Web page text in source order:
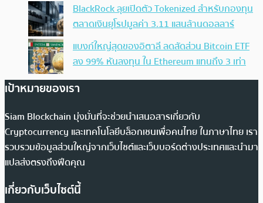
BlackRock ลุยเปิดตัว Tokenized สำหรับกองทุน
ตลาดเงินยุโรปมูลค่า 3.11 แสนล้านดอลลาร์
แบงก์ใหญ่สุดของอิตาลี ลดสัดส่วน Bitcoin ETF
ลง 99% หันลงทุน ใน Ethereum แทนถึง 3 เท่า
เป้าหมายของเรา
Siam Blockchain มุ่งมั่นที่จะช่วยนำเสนอสารเกี่ยวกับ
Cryptocurrency และเทคโนโลยีบล็อกเชนเพื่อคนไทย ในภาษาไทย เรา
รวบรวมข้อมูลส่วนใหญ่จากเว็บไซต์และเว็บบอร์ดต่างประเทศและนำมา
แปลส่งตรงถึงฟีดคุณ
เกี่ยวกับเว็บไซต์นี้